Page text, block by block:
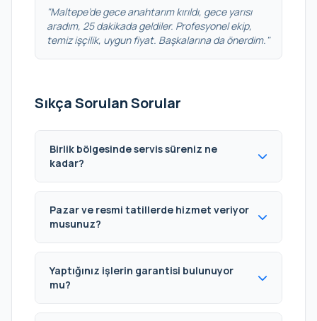
"Maltepe’de gece anahtarım kırıldı, gece yarısı
aradım, 25 dakikada geldiler. Profesyonel ekip,
temiz işçilik, uygun fiyat. Başkalarına da önerdim."
Sıkça Sorulan Sorular
Birlik bölgesinde servis süreniz ne
kadar?
Pazar ve resmi tatillerde hizmet veriyor
musunuz?
Yaptığınız işlerin garantisi bulunuyor
mu?